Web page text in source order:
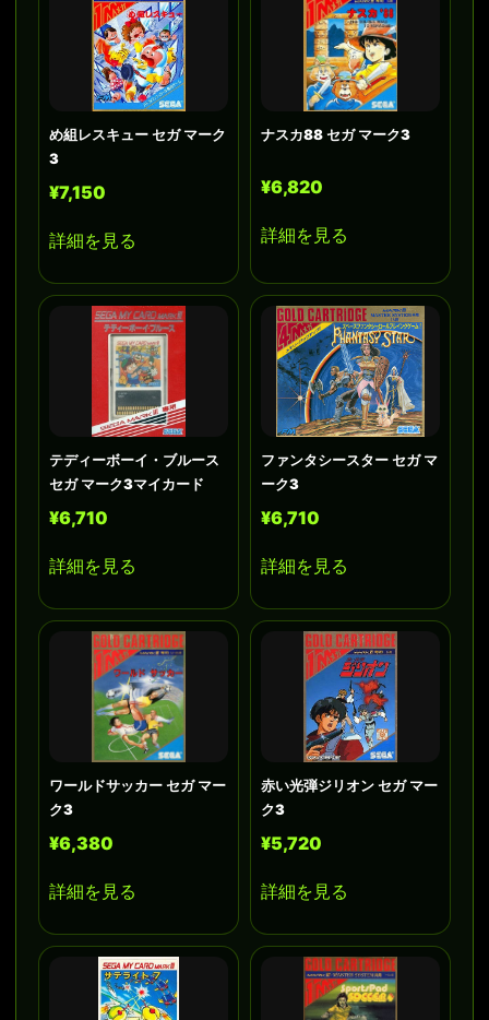
め組レスキュー セガ マーク
3
¥7,150
詳細を見る
ナスカ88 セガ マーク3
¥6,820
詳細を見る
テディーボーイ・ブルース
セガ マーク3マイカード
¥6,710
詳細を見る
ファンタシースター セガ マ
ーク3
¥6,710
詳細を見る
ワールドサッカー セガ マー
ク3
¥6,380
詳細を見る
赤い光弾ジリオン セガ マー
ク3
¥5,720
詳細を見る